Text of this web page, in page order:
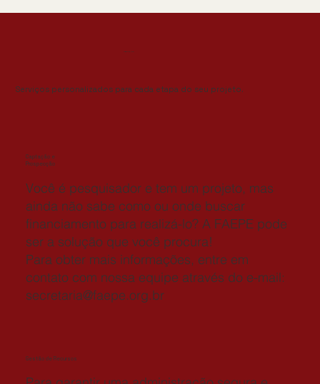
Serviços personalizados para cada etapa do seu projeto.
Captação e
Prospecção
Você é pesquisador e tem um projeto, mas
ainda não sabe como ou onde buscar
financiamento para realizá-lo? A FAEPE pode
ser a solução que você procura!
Para obter mais informações, entre em
contato com nossa equipe através do e-mail:
secretaria@faepe.org.br
Gestão de Recursos